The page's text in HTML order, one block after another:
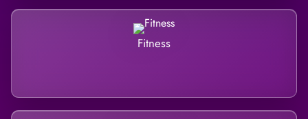
Fitness